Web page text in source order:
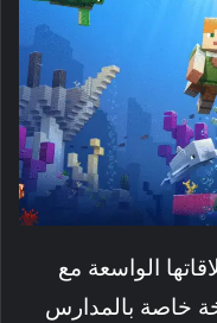
الواسعة مع
خاصة بالمدارس